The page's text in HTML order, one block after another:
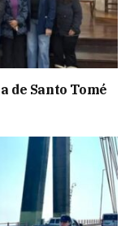
de Santo Tomé